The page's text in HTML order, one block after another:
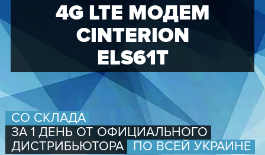
4G LTE МОДЕМ
CINTERION
ELS61T
СО СКЛАДА
ЗА 1 ДЕНЬ ОТ ОФИЦИАЛЬНОГО
ДИСТРИБЬЮТОРА
ПО ВСЕЙ УКРАИНЕ